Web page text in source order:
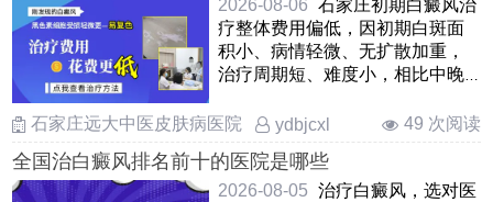
2026-08-06 石家庄初期白癜风治
疗整体费用偏低，因初期白斑面
积小、病情轻微、无扩散加重，
治疗周期短、难度小，相比中晚
石家庄远大中医皮肤病医院
ydbjcxl 49 次阅读
全国治白癜风排名前十的医院是哪些
2026-08-05 治疗白癜风，选对医